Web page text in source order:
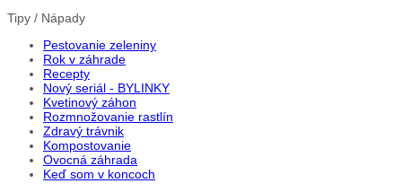
Tipy / Nápady
Pestovanie zeleniny
Rok v záhrade
Recepty
Nový seriál - BYLINKY
Kvetinový záhon
Rozmnožovanie rastlín
Zdravý trávnik
Kompostovanie
Ovocná záhrada
Keď som v koncoch